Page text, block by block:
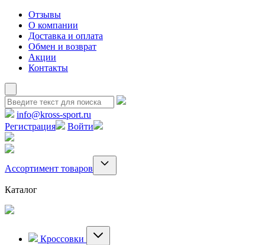
Отзывы
О компании
Доставка и оплата
Обмен и возврат
Акции
Контакты
info@kross-sport.ru
Регистрация
Войти
Ассортимент товаров
Каталог
Кроссовки